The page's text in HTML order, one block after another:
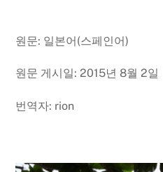
원문: 일본어(스페인어)
원문 게시일: 2015년 8월 2일
번역자: rion